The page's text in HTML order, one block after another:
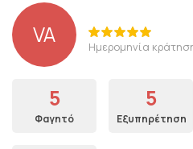
VA Ημερομηνία
5
Φαγητό
5
Εξυπηρέτηση